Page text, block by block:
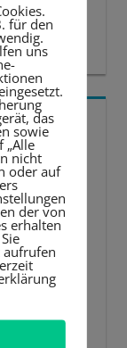
für den
uns
das
sowie
„Alle
nicht
oder auf
der von
erhalten
aufrufen